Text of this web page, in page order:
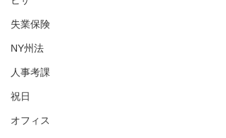
失業保険
NY州法
人事考課
祝日
オフィス